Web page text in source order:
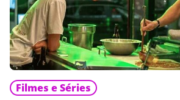
Filmes e Séries